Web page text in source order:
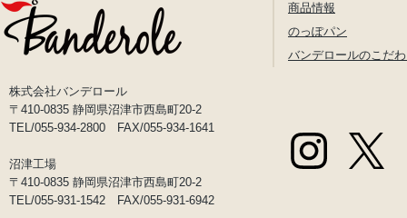
株式会社バンデロール
〒410-0835 静岡県沼津市西島町20-2
TEL/055-934-2800 FAX/055-934-1641
沼津工場
〒410-0835 静岡県沼津市西島町20-2
TEL/055-931-1542 FAX/055-931-6942
商品情報
のっぽパン
バンデロールのこだ